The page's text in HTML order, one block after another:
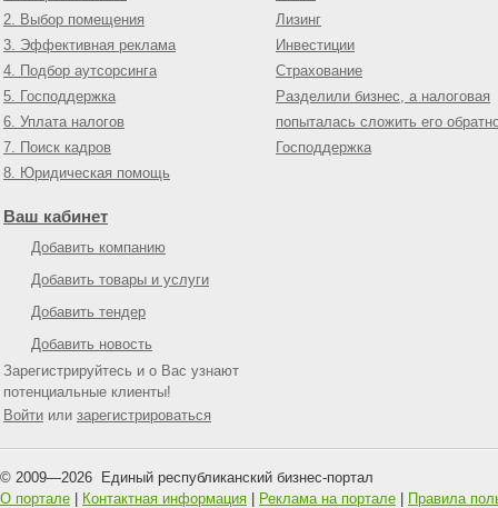
2. Выбор помещения
3. Эффективная реклама
4. Подбор аутсорсинга
5. Господдержка
6. Уплата налогов
7. Поиск кадров
8. Юридическая помощь
Лизинг
Инвестиции
Страхование
Разделили бизнес, а налоговая
попыталась сложить его
Господдержка
Ваш кабинет
Добавить компанию
Добавить товары и услуги
Добавить тендер
Добавить новость
Зарегистрируйтесь и о Вас узнают
потенциальные клиенты!
Войти или зарегистрироваться
© 2009—2026 Единый республиканский бизнес-портал
О портале
Контактная информация Реклама на портале Правила